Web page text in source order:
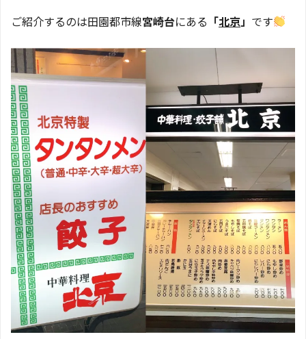
ご紹介するのは田園都市線宮崎台にある 「北京」 です